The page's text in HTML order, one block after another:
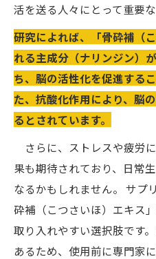
活を送る人々にとって重要な
研究によれば、「骨砕補（
れる主成分（ナリンジン）
ち、脳の活性化を促進する
た、抗酸化作用により、脳
るとされています。
さらに、ストレスや疲労
果も期待されており、日常
なるかもしれません。 サプ
砕補（こつさいほ）エキス
取り入れやすい選択肢です
あるため、使用前に専門家